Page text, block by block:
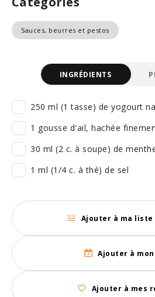
Sauces, beurres et pestos
INGRÉDIENTS
250 ml (1 tasse) de yogourt
1 gousse d'ail, hachée
30 ml (2 c. à soupe) de
1 ml (1/4 c. à thé) de sel
Ajouter à ma
Ajouter à
Ajouter à mes